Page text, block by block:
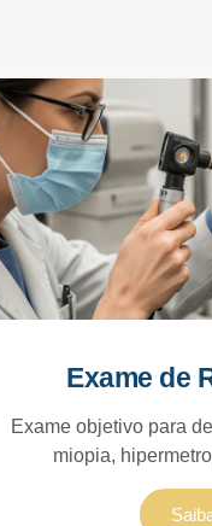
Exame de
Exame objetivo para
miopia,